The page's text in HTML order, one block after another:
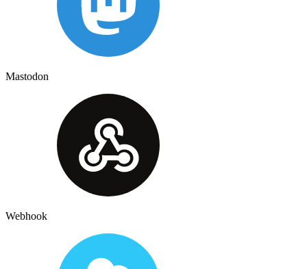
Mastodon
Webhook